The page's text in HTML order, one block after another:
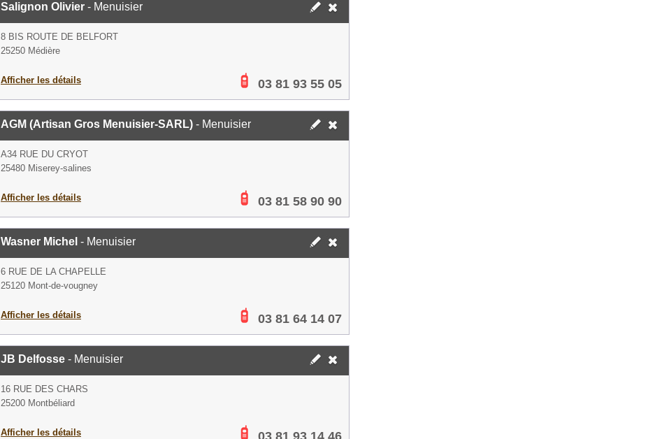
Salignon Olivier - Menuisier
8 BIS ROUTE DE BELFORT
25250 Médière
Afficher les détails 03 81 93 55 05
AGM (Artisan Gros Menuisier-SARL) - Menuisier
A34 RUE DU CRYOT
25480 Miserey-salines
Afficher les détails 03 81 58 90 90
Wasner Michel - Menuisier
6 RUE DE LA CHAPELLE
25120 Mont-de-vougney
Afficher les détails 03 81 64 14 07
JB Delfosse - Menuisier
16 RUE DES CHARS
25200 Montbéliard
Afficher les détails 03 81 93 14 46